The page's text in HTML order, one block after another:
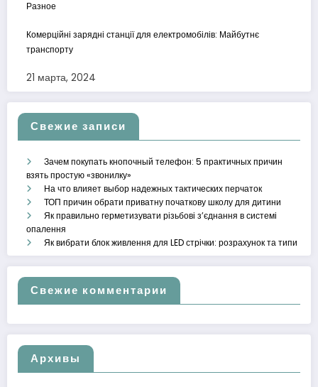
Разное
Комерційні зарядні станції для електромобілів: Майбутнє
транспорту
21 марта, 2024
Свежие записи
Зачем покупать кнопочный телефон: 5 практичных причин
взять простую «звонилку»
На что влияет выбор надежных тактических перчаток
ТОП причин обрати приватну початкову школу для дитини
Як правильно герметизувати різьбові з’єднання в системі
опалення
Як вибрати блок живлення для LED стрічки: розрахунок та типи
Свежие комментарии
Архивы